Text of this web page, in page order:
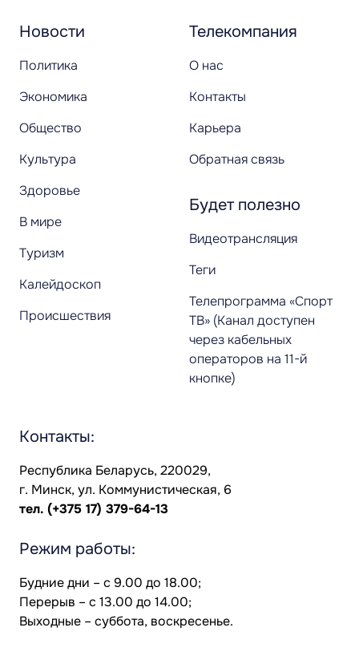
Новости
Политика
Экономика
Общество
Культура
Здоровье
В мире
Туризм
Калейдоскоп
Происшествия
Телекомпания
О нас
Контакты
Карьера
Обратная связь
Будет полезно
Видеотрансляция
Теги
Телепрограмма «Спорт
ТВ» (Канал доступен
через кабельных
операторов на 11-й
кнопке)
Контакты:
Республика Беларусь, 220029,
г. Минск, ул. Коммунистическая, 6
тел. (+375 17) 379-64-13
Режим работы:
Будние дни – с 9.00 до 18.00;
Перерыв – с 13.00 до 14.00;
Выходные – суббота, воскресенье.